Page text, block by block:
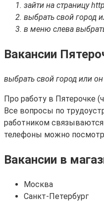
зайти на страницу
выбрать свой город
в меню слева
Вакансии
выбрать свой город или
Про работу в Пятерочке
Все вопросы по
работником связываются
телефоны можно
Вакансии в
Москва
Санкт-Петербург